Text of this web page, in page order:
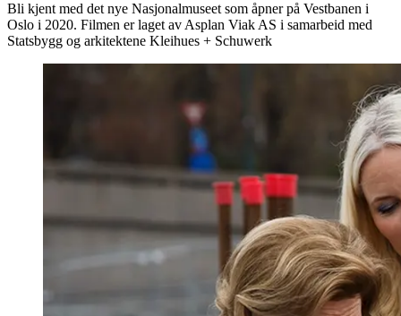
Bli kjent med det nye Nasjonalmuseet som åpner på Vestbanen i
Oslo i 2020. Filmen er laget av Asplan Viak AS i samarbeid med
Statsbygg og arkitektene Kleihues + Schuwerk